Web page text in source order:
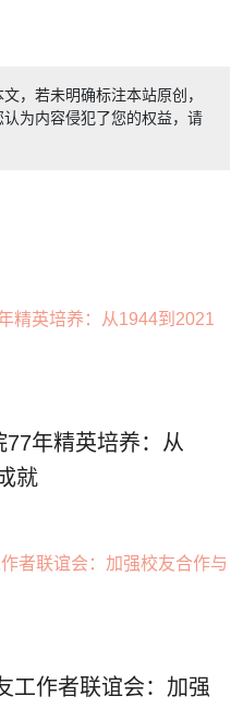
，若未明确标注本站原创，
为内容侵犯了您的权益，请
年精英培养：从
就
工作者联谊会：加强